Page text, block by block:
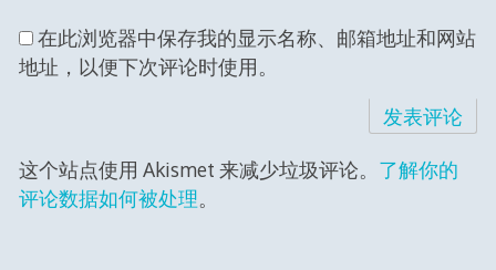
在此浏览器中保存我的显示名称、邮箱地址和网站
地址，以便下次评论时使用。
这个站点使用 Akismet 来减少垃圾评论。 了解你的
评论数据如何被处理。